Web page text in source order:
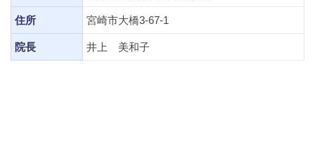
住所 宮崎市大橋3-67-1
院長 井上 美和子